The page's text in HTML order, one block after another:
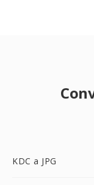
KDC a JPG